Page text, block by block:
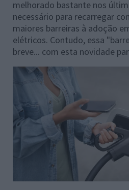
melhorado bastante nos
necessário para recarregar
maiores barreiras à adoção
elétricos. Contudo, essa
breve... com esta novidade